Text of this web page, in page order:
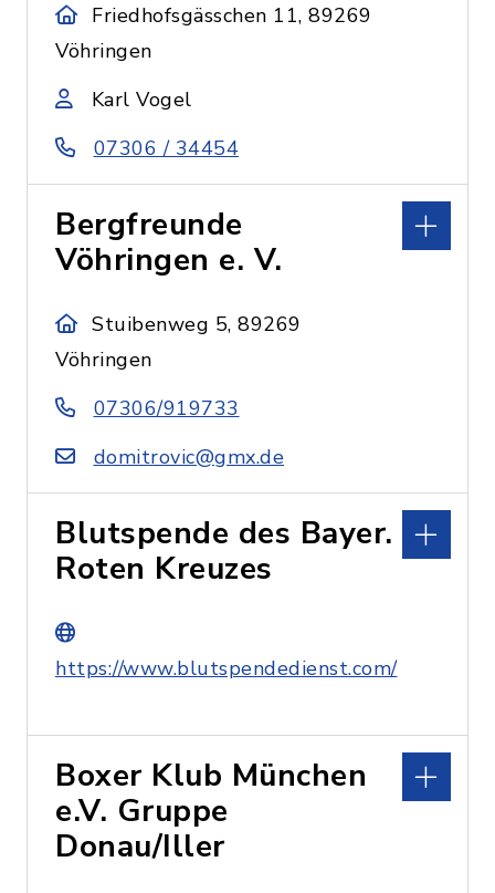
Friedhofsgässchen 11, 89269
Vöhringen
Karl Vogel
07306 / 34454
Bergfreunde
Vöhringen e. V.
Stuibenweg 5, 89269
Vöhringen
07306/919733
domitrovic@gmx.de
Blutspende des Bayer.
Roten Kreuzes
https://www.blutspendedienst.com/
Boxer Klub München
e.V. Gruppe
Donau/Iller